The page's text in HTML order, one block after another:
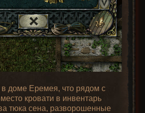
доме Еремея, что рядом с
кровати в инвентарь
тюка сена, разворошенные